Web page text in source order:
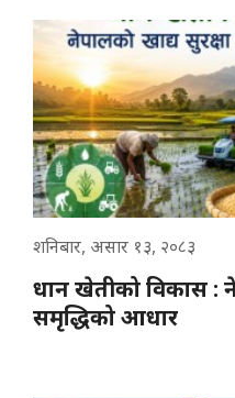
शनिबार, असार १३, २०८३
धान खेतीको विकास :
समृद्धिको आधार